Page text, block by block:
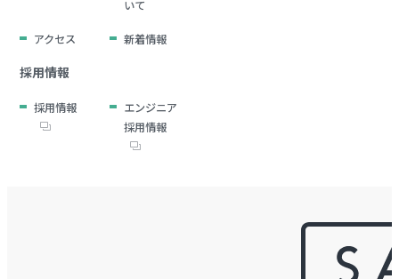
いて
アクセス 新着情報
採用情報
採用情報
エンジニア
採用情報